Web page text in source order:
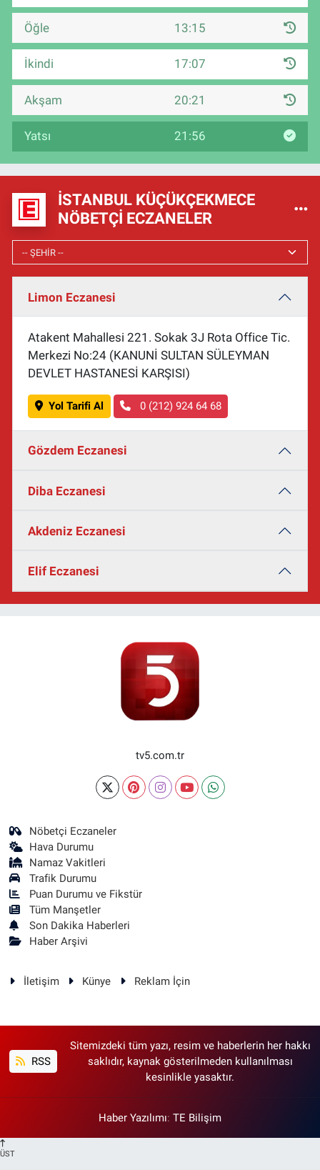
Öğle 13:15
İkindi 17:07
Akşam 20:21
Yatsı 21:56
İSTANBUL KÜÇÜKÇEKMECE
NÖBETÇI ECZANELER
Limon Eczanesi
Atakent Mahallesi 221. Sokak 3J Rota Office Tic.
Merkezi No:24 (KANUNİ SULTAN SÜLEYMAN
DEVLET HASTANESİ KARŞISI)
Yol Tarifi Al 0 (212) 924 64 68
Gözdem Eczanesi
Diba Eczanesi
Akdeniz Eczanesi
Elif Eczanesi
tv5.com.tr
Nöbetçi Eczaneler
Hava Durumu
Namaz Vakitleri
Trafik Durumu
Puan Durumu ve Fikstür
Tüm Manşetler
Son Dakika Haberleri
Haber Arşivi
İletişim Künye Reklam İçin
RSS
Sitemizdeki tüm yazı, resim ve haberlerin her hakkı
saklıdır, kaynak gösterilmeden kullanılması
kesinlikle yasaktır.
Haber Yazılımı: TE Bilişim
ÜST